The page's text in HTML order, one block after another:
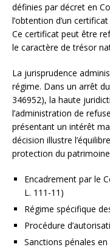
définies par décret en
l’obtention d’un
Ce certificat peut être
le caractère de trésor
La jurisprudence
régime. Dans un arrêt du
346952), la haute
l’administration de
présentant un intérêt
décision illustre
protection du
Encadrement par le
L. 111-11)
Régime spécifique
Procédure
Sanctions pénales